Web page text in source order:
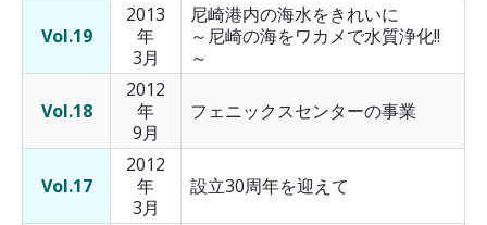
Vol.19
2013
年
3月
尼崎港内の海水をきれいに
～尼崎の海をワカメで水質浄化!!
～
Vol.18
2012
年
9月
フェニックスセンターの事業
Vol.17
2012
年
3月
設立30周年を迎えて